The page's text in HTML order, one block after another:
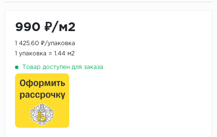
990 ₽/м2
1 425.60 ₽/упаковка
1 упаковка = 1.44 м2
Товар доступен для заказа